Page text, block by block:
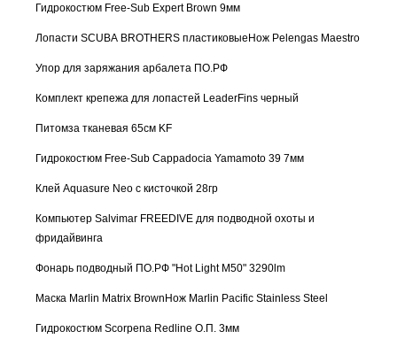
Гидрокостюм Free-Sub Expert Brown 9мм
Лопасти SCUBA BROTHERS пластиковыеНож Pelengas Maestro
Упор для заряжания арбалета ПО.РФ
Комплект крепежа для лопастей LeaderFins черный
Питомза тканевая 65см KF
Гидрокостюм Free-Sub Cappadocia Yamamoto 39 7мм
Клей Aquasure Neo с кисточкой 28гр
Компьютер Salvimar FREEDIVE для подводной охоты и
фридайвинга
Фонарь подводный ПО.РФ "Hot Light M50" 3290lm
Маска Marlin Matrix BrownНож Marlin Pacific Stainless Steel
Гидрокостюм Scorpena Redline О.П. 3мм